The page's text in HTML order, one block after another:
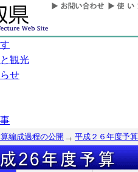
観光
せ
編成過程の公開 平成２６年度予算